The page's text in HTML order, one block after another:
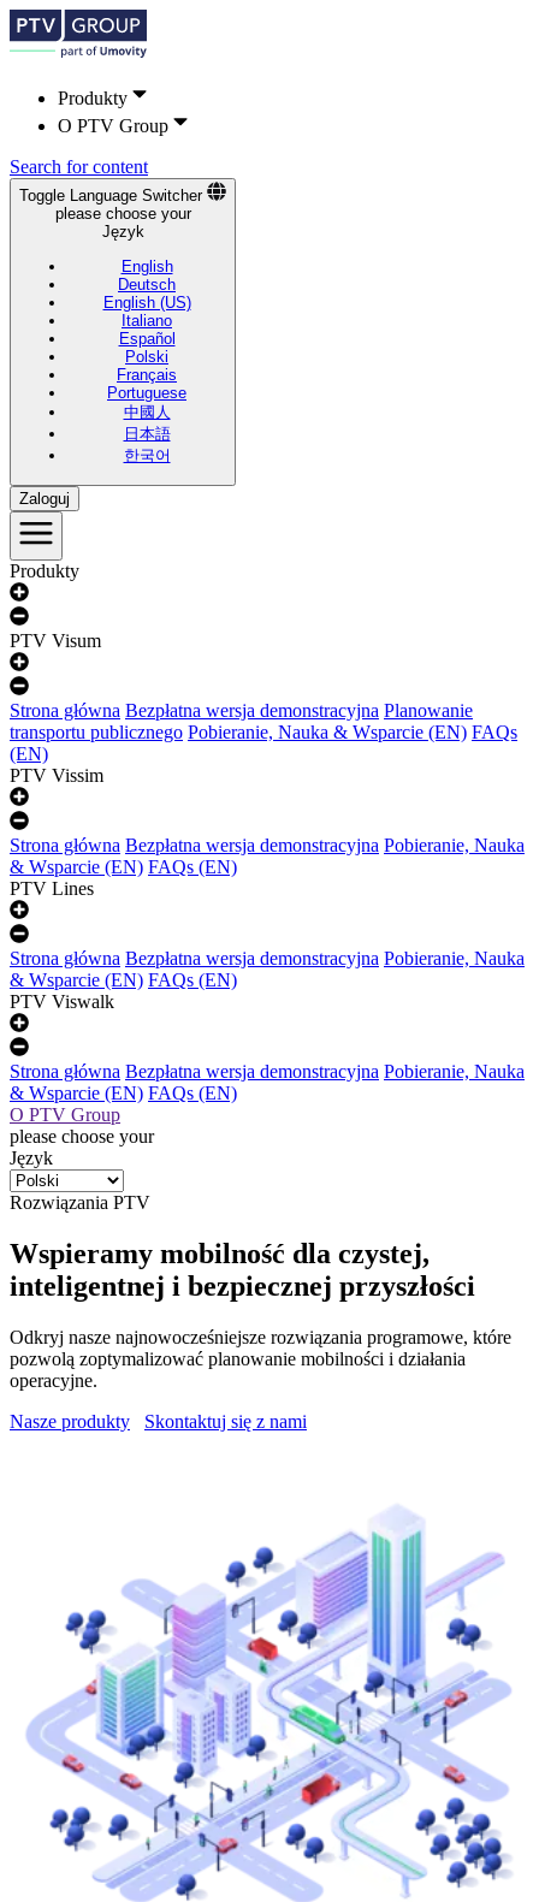
Produkty
O PTV Group
Search for content
Toggle Language Switcher
please choose your
Język
English
Deutsch
English (US)
Italiano
Español
Polski
Français
Portuguese
中國人
日本語
한국어
Zaloguj
Produkty
PTV Visum
Strona główna Bezpłatna wersja demonstracyjna Planowanie
transportu publicznego Pobieranie, Nauka & Wsparcie (EN) FAQs
(EN)
PTV Vissim
Strona główna Bezpłatna wersja demonstracyjna Pobieranie, Nauka
& Wsparcie (EN) FAQs (EN)
PTV Lines
Strona główna Bezpłatna wersja demonstracyjna Pobieranie, Nauka
& Wsparcie (EN) FAQs (EN)
PTV Viswalk
Strona główna Bezpłatna wersja demonstracyjna Pobieranie, Nauka
& Wsparcie (EN) FAQs (EN)
O PTV Group
please choose your
Język
Rozwiązania PTV
Wspieramy mobilność dla czystej,
inteligentnej i bezpiecznej przyszłości
Odkryj nasze najnowocześniejsze rozwiązania programowe, które
pozwolą zoptymalizować planowanie mobilności i działania
operacyjne.
Nasze produkty
Skontaktuj się z nami